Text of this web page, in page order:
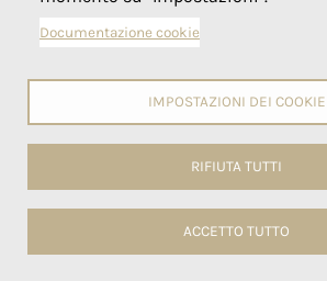
Girasoli Integrali
Documentazione cookie
IMPOSTAZIONI DEI COOKIE
RIFIUTA TUTTI
ACCETTO TUTTO